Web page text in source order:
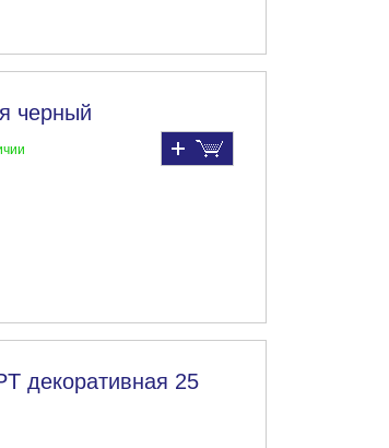
черный
декоративная 25